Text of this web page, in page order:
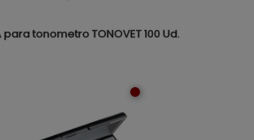
para tonometro TONOVET 100 Ud.